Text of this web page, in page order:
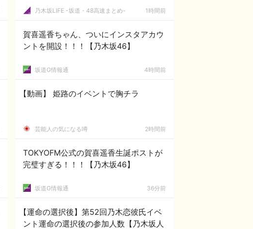
乃木坂LIFE -坂道・48高速まとめ- 1時間前
賀喜遥香ちゃん、ついにインスタアカウ
ントを開設！！！【乃木坂46】
坂道G情報通 4時間前
【動画】 姫路のイベントで胸チラ
芸能人の気になる噂 2時間前
TOKYOFM公式の賀喜遥香生誕ポストが
完璧すぎる！！！【乃木坂46】
坂道G情報通 36分前
【運命の選択後】第52回乃木恋彼氏イベ
ント運命の選択後の参加人数【乃木坂人